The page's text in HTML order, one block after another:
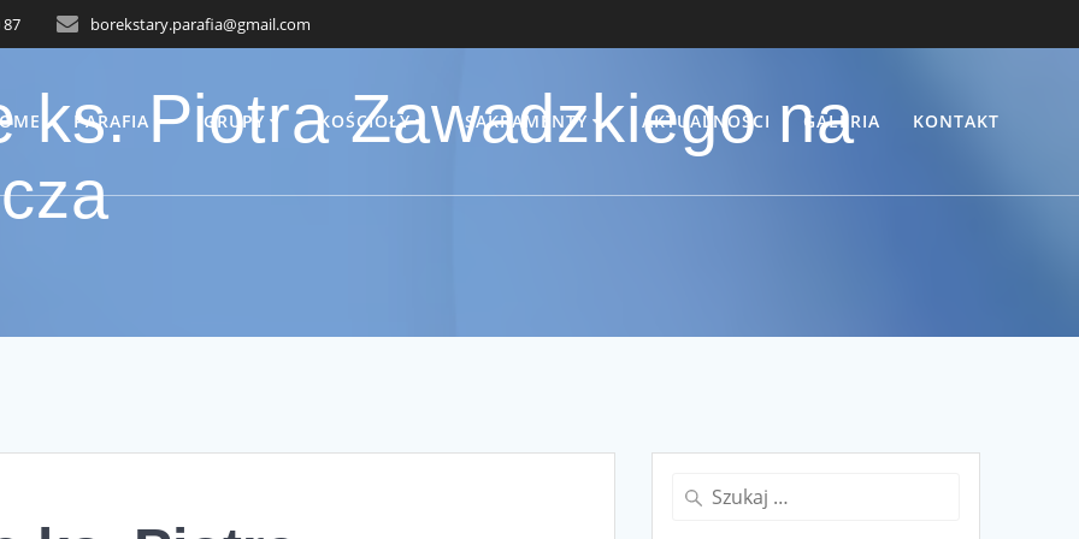
87 borekstary.parafia@gmail.com
PARAFIA GRUPY KOŚCIOŁY SAKRAMENTY AKTUALNOŚCI GALERIA KONTAKT
ks. Piotra Zawadzkiego na
Szukaj: